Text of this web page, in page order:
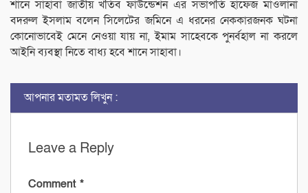
শানে সাহাবা জাতীয় খতিব ফাউন্ডেশন এর সভাপতি হাফেজ মাওলানা
বদরুল ইসলাম বলেন সিলেটের জমিনে এ ধরনের নেককারজনক ঘটনা
কোনোভাবেই মেনে নেওয়া যায় না, ইমাম সাহেবকে পুনর্বহাল না করলে
আইনি ব্যবস্থা নিতে বাধ্য হবে শানে সাহাবা।
আপনার মতামত লিখুন :
Leave a Reply
Comment *